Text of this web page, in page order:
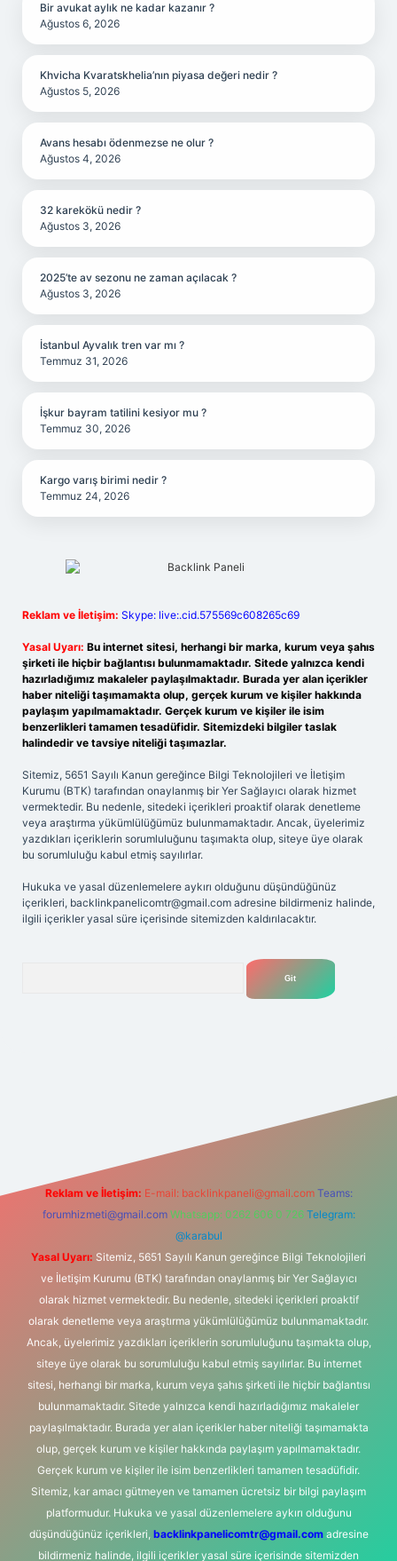
Bir avukat aylık ne kadar kazanır ?
Ağustos 6, 2026
Khvicha Kvaratskhelia’nın piyasa değeri nedir ?
Ağustos 5, 2026
Avans hesabı ödenmezse ne olur ?
Ağustos 4, 2026
32 karekökü nedir ?
Ağustos 3, 2026
2025’te av sezonu ne zaman açılacak ?
Ağustos 3, 2026
İstanbul Ayvalık tren var mı ?
Temmuz 31, 2026
İşkur bayram tatilini kesiyor mu ?
Temmuz 30, 2026
Kargo varış birimi nedir ?
Temmuz 24, 2026
Reklam ve İletişim: Skype: live:.cid.575569c608265c69
Yasal Uyarı: Bu internet sitesi, herhangi bir marka, kurum veya şahıs
şirketi ile hiçbir bağlantısı bulunmamaktadır. Sitede yalnızca kendi
hazırladığımız makaleler paylaşılmaktadır. Burada yer alan içerikler
haber niteliği taşımamakta olup, gerçek kurum ve kişiler hakkında
paylaşım yapılmamaktadır. Gerçek kurum ve kişiler ile isim
benzerlikleri tamamen tesadüfidir. Sitemizdeki bilgiler taslak
halindedir ve tavsiye niteliği taşımazlar.
Sitemiz, 5651 Sayılı Kanun gereğince Bilgi Teknolojileri ve İletişim
Kurumu (BTK) tarafından onaylanmış bir Yer Sağlayıcı olarak hizmet
vermektedir. Bu nedenle, sitedeki içerikleri proaktif olarak denetleme
veya araştırma yükümlülüğümüz bulunmamaktadır. Ancak, üyelerimiz
yazdıkları içeriklerin sorumluluğunu taşımakta olup, siteye üye olarak
bu sorumluluğu kabul etmiş sayılırlar.
Hukuka ve yasal düzenlemelere aykırı olduğunu düşündüğünüz
içerikleri, backlinkpanelicomtr@gmail.com adresine bildirmeniz halinde,
ilgili içerikler yasal süre içerisinde sitemizden kaldırılacaktır.
Reklam ve İletişim: E-mail: backlinkpaneli@gmail.com Teams:
forumhizmeti@gmail.com Whatsapp: 0262 606 0 726 Telegram:
@karabul
Yasal Uyarı: Sitemiz, 5651 Sayılı Kanun gereğince Bilgi Teknolojileri
ve İletişim Kurumu (BTK) tarafından onaylanmış bir Yer Sağlayıcı
olarak hizmet vermektedir. Bu nedenle, sitedeki içerikleri proaktif
olarak denetleme veya araştırma yükümlülüğümüz bulunmamaktadır.
Ancak, üyelerimiz yazdıkları içeriklerin sorumluluğunu taşımakta olup,
siteye üye olarak bu sorumluluğu kabul etmiş sayılırlar. Bu internet
sitesi, herhangi bir marka, kurum veya şahıs şirketi ile hiçbir bağlantısı
bulunmamaktadır. Sitede yalnızca kendi hazırladığımız makaleler
paylaşılmaktadır. Burada yer alan içerikler haber niteliği taşımamakta
olup, gerçek kurum ve kişiler hakkında paylaşım yapılmamaktadır.
Gerçek kurum ve kişiler ile isim benzerlikleri tamamen tesadüfidir.
Sitemiz, kar amacı gütmeyen ve tamamen ücretsiz bir bilgi paylaşım
platformudur. Hukuka ve yasal düzenlemelere aykırı olduğunu
düşündüğünüz içerikleri, backlinkpanelicomtr@gmail.comadresine
bildirmeniz halinde, ilgili içerikler yasal süre içerisinde sitemizden